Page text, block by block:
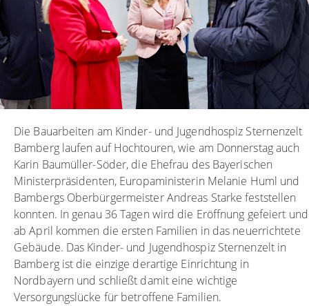
Die Bauarbeiten am Kinder- und Jugendhospiz Sternenzelt
Bamberg laufen auf Hochtouren, wie am Donnerstag auch
Karin Baumüller-Söder, die Ehefrau des Bayerischen
Ministerpräsidenten, Europaministerin Melanie Huml und
Bambergs Oberbürgermeister Andreas Starke feststellen
konnten. In genau 36 Tagen wird die Eröffnung gefeiert und
ab April kommen die ersten Familien in das neuerrichtete
Gebäude. Das Kinder- und Jugendhospiz Sternenzelt in
Bamberg ist die einzige derartige Einrichtung in
Nordbayern und schließt damit eine wichtige
Versorgungslücke für betroffene Familien.